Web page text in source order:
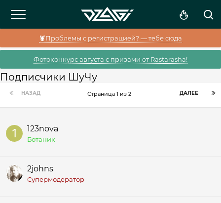
🦞Проблемы с регистрацией? — тебе сюда
Фотоконкурс августа с призами от Rastarasha!
Подписчики ШуЧу
НАЗАД ДАЛЕЕ
Страница 1 из 2
123nova
Ботаник
2johns
Супермодератор